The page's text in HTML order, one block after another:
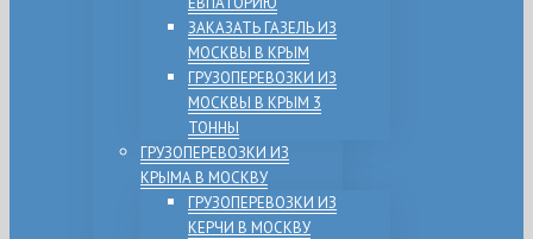
ЗАКАЗАТЬ ГАЗЕЛЬ ИЗ
МОСКВЫ В КРЫМ
ГРУЗОПЕРЕВОЗКИ ИЗ
МОСКВЫ В КРЫМ 3
ТОННЫ
ГРУЗОПЕРЕВОЗКИ ИЗ
КРЫМА В МОСКВУ
ГРУЗОПЕРЕВОЗКИ ИЗ
КЕРЧИ В МОСКВУ